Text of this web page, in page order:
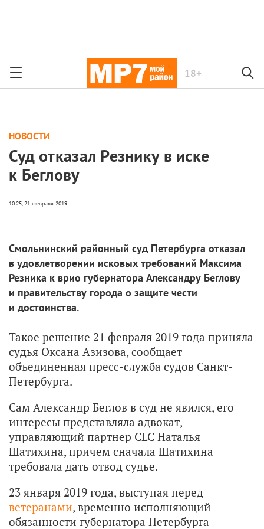
18+
НОВОСТИ
Суд отказал Резнику в иске
к Беглову
Смольнинский районный суд Петербурга отказал
в удовлетворении исковых требований Максима
Резника к врио губернатора Александру Беглову
и правительству города о защите чести
и достоинства.
Такое решение 21 февраля 2019 года приняла
судья Оксана Азизова, сообщает
объединенная пресс-служба судов Санкт-
Петербурга.
Сам Александр Беглов в суд не явился, его
интересы представляла адвокат,
управляющий партнер CLC Наталья
Шатихина, причем сначала Шатихина
требовала дать отвод судье.
23 января 2019 года, выступая перед
ветеранами, временно исполняющий
обязанности губернатора Петербурга